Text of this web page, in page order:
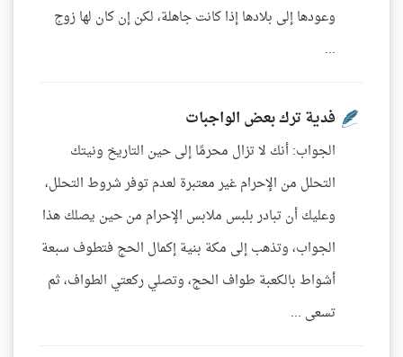
وعودها إلى بلادها إذا كانت جاهلة، لكن إن كان لها زوج
...
فدية ترك بعض الواجبات
الجواب: أنك لا تزال محرمًا إلى حين التاريخ ونيتك
التحلل من الإحرام غير معتبرة لعدم توفر شروط التحلل،
وعليك أن تبادر بلبس ملابس الإحرام من حين يصلك هذا
الجواب، وتذهب إلى مكة بنية إكمال الحج فتطوف سبعة
أشواط بالكعبة طواف الحج، وتصلي ركعتي الطواف، ثم
تسعى ...